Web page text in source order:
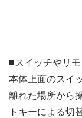
■スイッチやリ
本体上面のスイ
離れた場所から
トキーによる切